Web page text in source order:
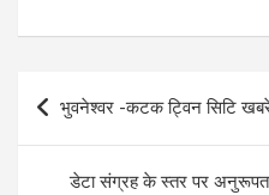
Post
navigation
भुवनेश्वर -कटक ट्विन सिटि
डेटा संग्रह के स्तर पर